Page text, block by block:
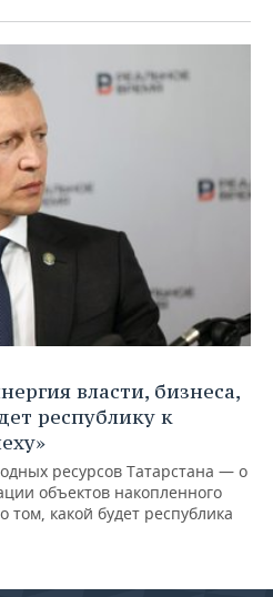
власти, бизнеса,
республику к
ресурсов Татарстана — о
объектов накопленного
какой будет республика